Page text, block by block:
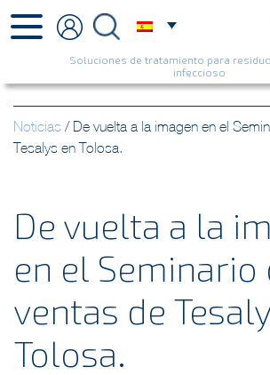
Soluciones de tratamiento para
infeccioso
Noticias / De vuelta a la imagen en el
Tesalys en Tolosa.
De vuelta a la
en el Seminario
ventas de
Tolosa.